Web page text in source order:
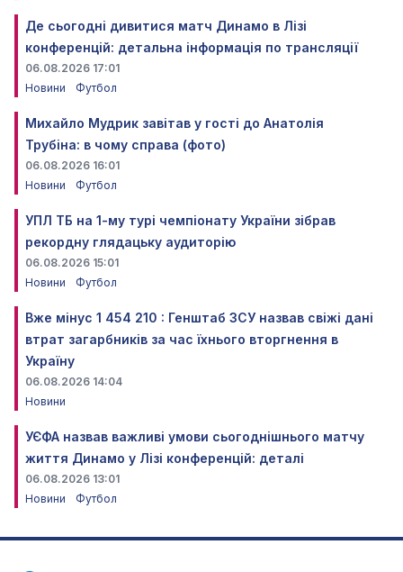
Де сьогодні дивитися матч Динамо в Лізі
конференцій: детальна інформація по трансляції
06.08.2026 17:01
Новини
Футбол
Михайло Мудрик завітав у гості до Анатолія
Трубіна: в чому справа (фото)
06.08.2026 16:01
Новини
Футбол
УПЛ ТБ на 1-му турі чемпіонату України зібрав
рекордну глядацьку аудиторію
06.08.2026 15:01
Новини
Футбол
Вже мінус 1 454 210 : Генштаб ЗСУ назвав свіжі дані
втрат загарбників за час їхнього вторгнення в
Україну
06.08.2026 14:04
Новини
УЄФА назвав важливі умови сьогоднішнього матчу
життя Динамо у Лізі конференцій: деталі
06.08.2026 13:01
Новини
Футбол